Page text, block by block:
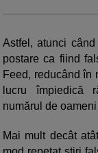
Astfel, atunci
postare ca fiind
Feed, reducând în
lucru împiedică
numărul de
Mai mult decât